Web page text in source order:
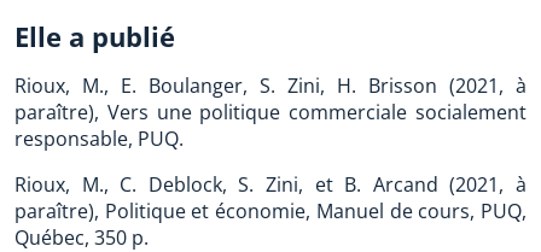
Elle a publié
Rioux, M., E. Boulanger, S. Zini, H. Brisson (2021, à
paraître), Vers une politique commerciale socialement
responsable, PUQ.
Rioux, M., C. Deblock, S. Zini, et B. Arcand (2021, à
paraître), Politique et économie, Manuel de cours, PUQ,
Québec, 350 p.